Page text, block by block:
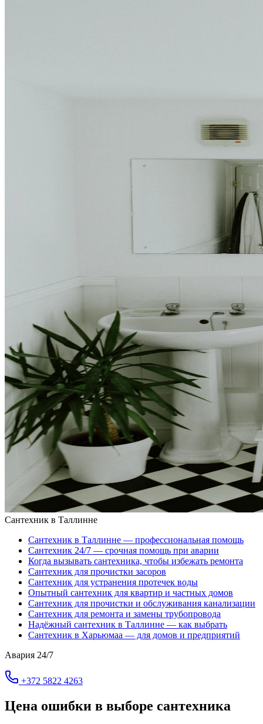
Сантехник в Таллинне
Сантехник в Таллинне — профессиональная помощь
Сантехник 24/7 — срочная помощь при аварии
Когда вызывать сантехника, чтобы избежать ремонта
Сантехник для прочистки засоров
Сантехник для устранения протечек воды
Опытный сантехник для квартир и частных домов
Сантехник для прочистки и обслуживания канализации
Сантехник для ремонта и замены трубопровода
Надёжный сантехник в Таллинне — как выбрать
Сантехник в Харьюмаа — для домов и предприятий
Авария 24/7
+372 5822 4263
Цена ошибки в выборе сантехника